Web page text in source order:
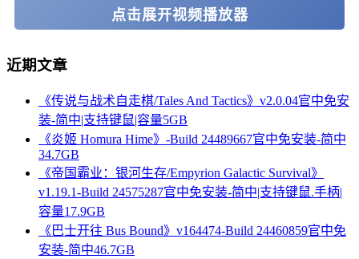
点击展开视频播放器
近期文章
《传说与战术自走棋/Tales And Tactics》v2.0.04官中免安
装-简中|支持键鼠|容量5GB
《炎姬 Homura Hime》-Build 24489667官中免安装-简中
34.7GB
《帝国霸业：银河生存/Empyrion Galactic Survival》
v1.19.1-Build 24575287官中免安装-简中|支持键鼠.手柄|
容量17.9GB
《巴士开往 Bus Bound》v164474-Build 24460859官中免
安装-简中46.7GB